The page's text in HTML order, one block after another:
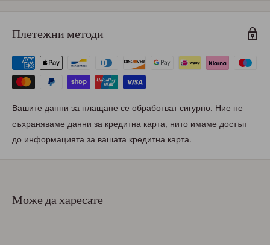
Плетежни методи
Вашите данни за плащане се обработват сигурно. Ние не
съхраняваме данни за кредитна карта, нито имаме достъп
до информацията за вашата кредитна карта.
Може да харесате